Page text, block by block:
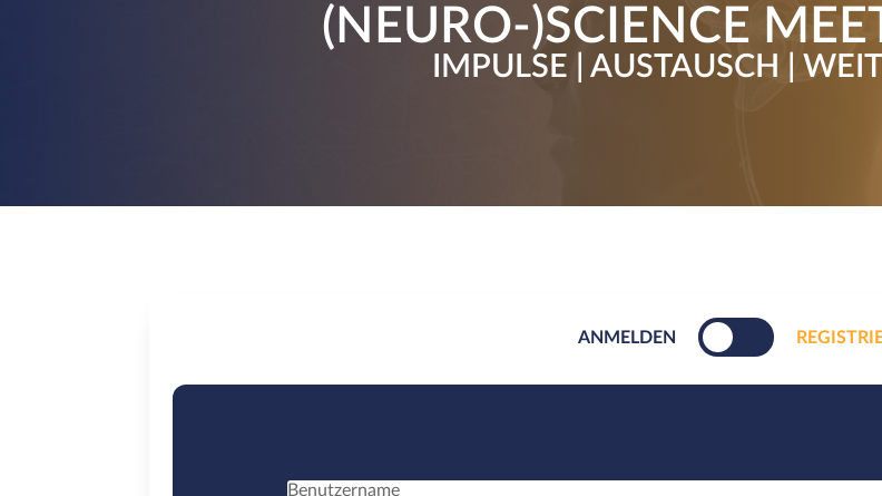
(NEURO-)SCIENCE
IMPULSE | AUSTAUSCH |
ANMELDEN